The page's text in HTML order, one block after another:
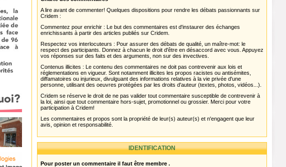
A lire avant de commenter! Quelques dispositions pour rendre les débats passionnants sur
Cridem :
Commentez pour enrichir : Le but des commentaires est d'instaurer des échanges
enrichissants à partir des articles publiés sur Cridem.
Respectez vos interlocuteurs : Pour assurer des débats de qualité, un maître-mot: le
respect des participants. Donnez à chacun le droit d'être en désaccord avec vous. Appuyez
vos réponses sur des faits et des arguments, non sur des invectives.
Contenus illicites : Le contenu des commentaires ne doit pas contrevenir aux lois et
réglementations en vigueur. Sont notamment illicites les propos racistes ou antisémites,
diffamatoires ou injurieux, divulguant des informations relatives à la vie privée d'une
personne, utilisant des oeuvres protégées par les droits d'auteur (textes, photos, vidéos...).
Cridem se réserve le droit de ne pas valider tout commentaire susceptible de contrevenir à
la loi, ainsi que tout commentaire hors-sujet, promotionnel ou grossier. Merci pour votre
participation à Cridem!
Les commentaires et propos sont la propriété de leur(s) auteur(s) et n'engagent que leur
avis, opinion et responsabilité.
IDENTIFICATION
Pour poster un commentaire il faut être membre .